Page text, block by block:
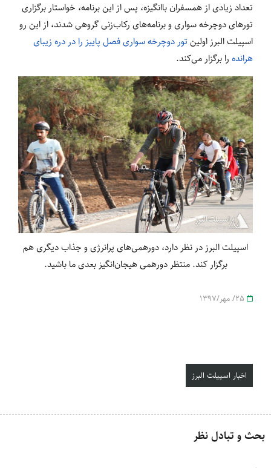
تعداد زیادی از همسفران باانگیزه، پس از این برنامه، خواستار برگزاری
تورهای دوچرخه سواری و برنامه‌های رکاب‌زنی گروهی شدند، از این رو
اسپیلت البرز اولین تور دوچرخه سواری فصل پاییز را در دره زیبای
هرانده را برگزار می‌کند.
اسپیلت البرز در نظر دارد، دورهمی‌های پرانرژی و جذاب دیگری هم
برگزار کند. منتظر دورهمی هیجان‌انگیز بعدی ما باشید.
اخبار اسپیلت البرز
بحث و تبادل نظر